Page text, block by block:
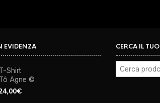
EVIDENZA
Shirt
Agne ©
€
CERCA IL